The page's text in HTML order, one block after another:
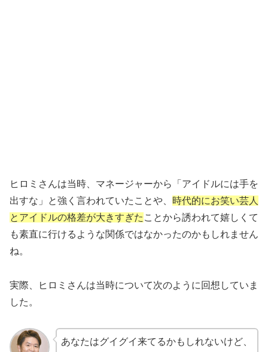
ヒロミさんは当時、マネージャーから「アイドルには手を
出すな」と強く言われていたことや、 時代的にお笑い芸人
とアイドルの格差が大きすぎた ことから誘われて嬉しくて
も素直に行けるような関係ではなかったのかもしれません
ね。
実際、ヒロミさんは当時について次のように回想していま
した。
あなたはグイグイ来てるかもしれないけど、